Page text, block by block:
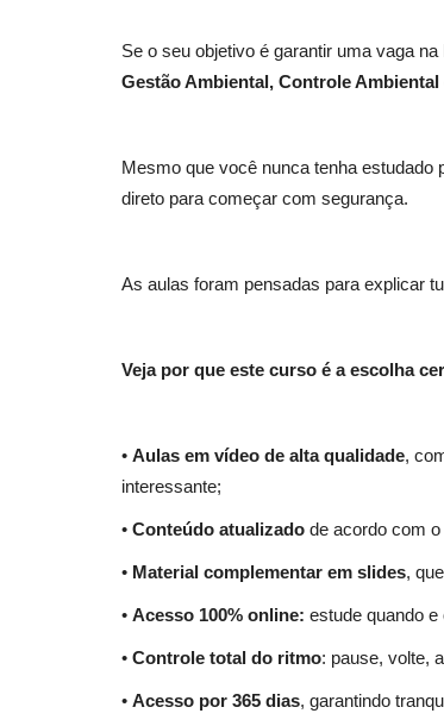
Se o seu objetivo é garantir uma vaga na
Gestão Ambiental, Controle Ambiental
Mesmo que você nunca tenha
direto para começar com segurança.
As aulas foram pensadas para explicar
Veja por que este curso é a escolha
• Aulas em vídeo de alta qualidade,
interessante;
• Conteúdo atualizado de acordo com
• Material complementar em slides,
• Acesso 100% online: estude quando e
• Controle total do ritmo: pause, volte,
• Acesso por 365 dias, garantindo
Curso Autarquia